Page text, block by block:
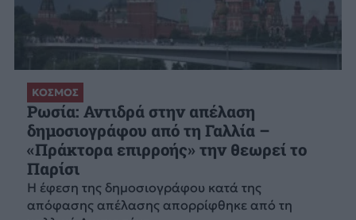
ΚΟΣΜΟΣ
Ρωσία: Αντιδρά στην απέλαση
δημοσιογράφου από τη Γαλλία –
«Πράκτορα επιρροής» την θεωρεί το
Παρίσι
Η έφεση της δημοσιογράφου κατά της
απόφασης απέλασης απορρίφθηκε από τη